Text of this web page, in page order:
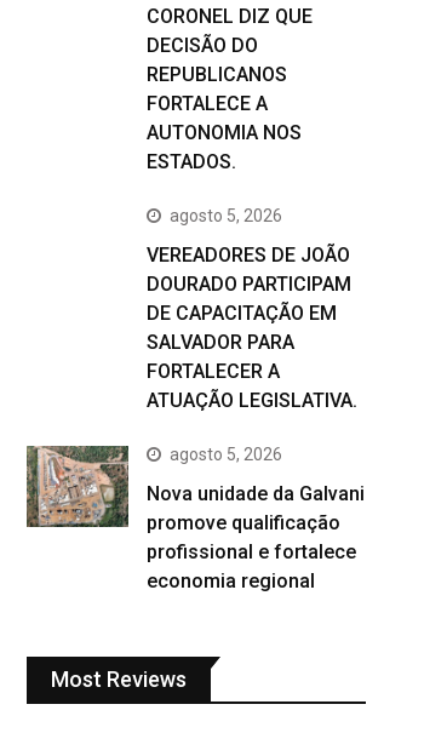
CORONEL DIZ QUE
DECISÃO DO
REPUBLICANOS
FORTALECE A
AUTONOMIA NOS
ESTADOS.
agosto 5, 2026
VEREADORES DE JOÃO
DOURADO PARTICIPAM
DE CAPACITAÇÃO EM
SALVADOR PARA
FORTALECER A
ATUAÇÃO LEGISLATIVA.
agosto 5, 2026
Nova unidade da Galvani
promove qualificação
profissional e fortalece
economia regional
Most Reviews